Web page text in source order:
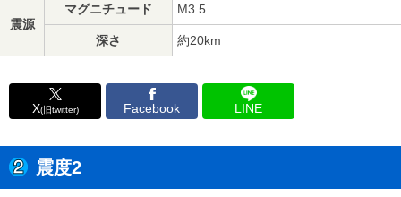
震源
マグニチュード M3.5
深さ 約20km
X(旧twitter) Facebook LINE
震度2